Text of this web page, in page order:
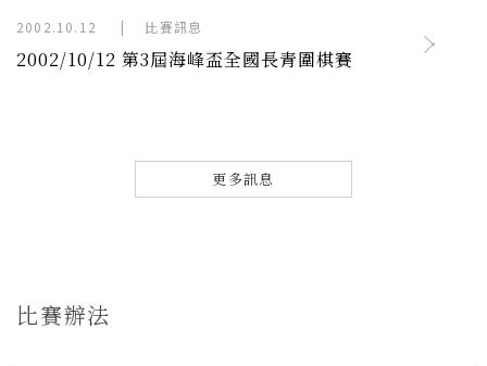
2002.10.12 | 比賽訊息
2002/10/12 第3屆海峰盃全國長青圍棋賽
更多訊息
比賽辦法